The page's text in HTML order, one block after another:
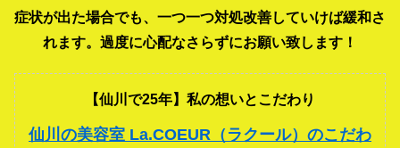
症状が出た場合でも、一つ一つ対処改善していけば緩和さ
れます。過度に心配なさらずにお願い致します！
【仙川で25年】私の想いとこだわり
仙川の美容室 La.COEUR（ラクール）のこだわ